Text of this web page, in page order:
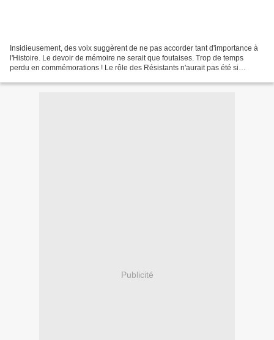
Insidieusement, des voix suggèrent de ne pas accorder tant d'importance à
l'Histoire. Le devoir de mémoire ne serait que foutaises. Trop de temps
perdu en commémorations ! Le rôle des Résistants n'aurait pas été si
Publicité